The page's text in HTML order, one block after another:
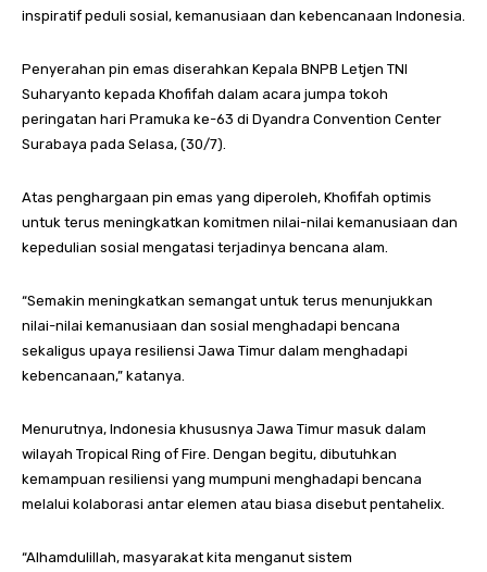
inspiratif peduli sosial, kemanusiaan dan kebencanaan Indonesia.
Penyerahan pin emas diserahkan Kepala BNPB Letjen TNI
Suharyanto kepada Khofifah dalam acara jumpa tokoh
peringatan hari Pramuka ke-63 di Dyandra Convention Center
Surabaya pada Selasa, (30/7).
Atas penghargaan pin emas yang diperoleh, Khofifah optimis
untuk terus meningkatkan komitmen nilai-nilai kemanusiaan dan
kepedulian sosial mengatasi terjadinya bencana alam.
“Semakin meningkatkan semangat untuk terus menunjukkan
nilai-nilai kemanusiaan dan sosial menghadapi bencana
sekaligus upaya resiliensi Jawa Timur dalam menghadapi
kebencanaan,” katanya.
Menurutnya, Indonesia khususnya Jawa Timur masuk dalam
wilayah Tropical Ring of Fire. Dengan begitu, dibutuhkan
kemampuan resiliensi yang mumpuni menghadapi bencana
melalui kolaborasi antar elemen atau biasa disebut pentahelix.
“Alhamdulillah, masyarakat kita menganut sistem